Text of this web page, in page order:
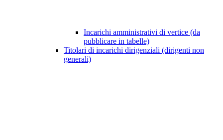
Incarichi amministrativi di vertice (da
pubblicare in tabelle)
Titolari di incarichi dirigenziali (dirigenti non
generali)